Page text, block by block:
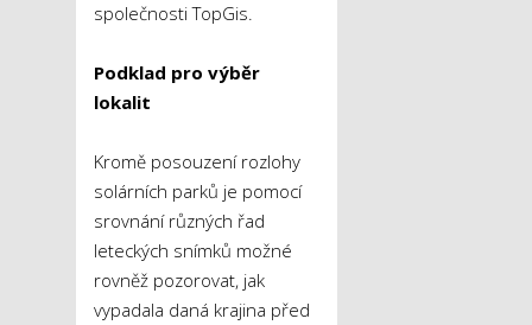
společnosti TopGis.
Podklad pro výběr
lokalit
Kromě posouzení rozlohy
solárních parků je pomocí
srovnání různých řad
leteckých snímků možné
rovněž pozorovat, jak
vypadala daná krajina před